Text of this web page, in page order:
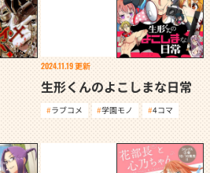
2024.11.19更新
生形くんのよこしまな日常
ラブコメ 学園モノ 4コマ